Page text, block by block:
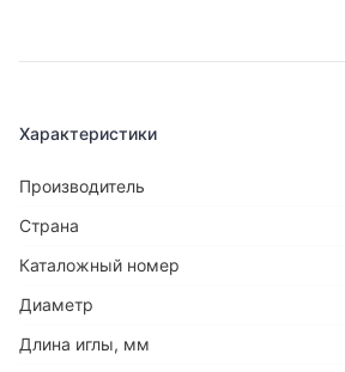
Характеристики
Производитель
Страна
Каталожный номер
Диаметр
Длина иглы, мм